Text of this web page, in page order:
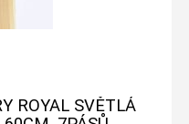
ROYAL SVĚTLÁ